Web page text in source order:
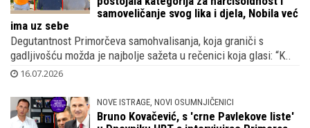
Dragan Primorac dobio bi Nobela kad bi
postojala kategorija za narcisoidnost i
samoveličanje svog lika i djela, Nobila već
ima uz sebe
Degutantnost Primorčeva samohvalisanja, koja graniči s
gadljivošću možda je najbolje sažeta u rečenici koja glasi: “K..
NOVE ISTRAGE, NOVI OSUMNJIČENICI